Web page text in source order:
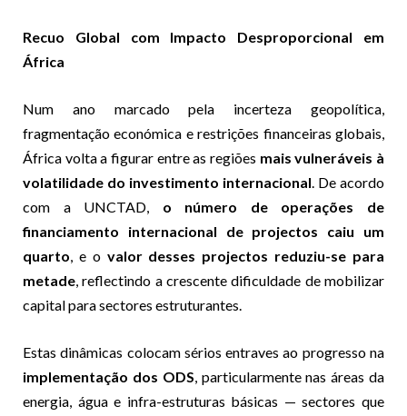
Recuo Global com Impacto Desproporcional em
África
Num ano marcado pela incerteza geopolítica,
fragmentação económica e restrições financeiras globais,
África volta a figurar entre as regiões mais vulneráveis à
volatilidade do investimento internacional. De acordo
com a UNCTAD, o número de operações de
financiamento internacional de projectos caiu um
quarto, e o valor desses projectos reduziu-se para
metade, reflectindo a crescente dificuldade de mobilizar
capital para sectores estruturantes.
Estas dinâmicas colocam sérios entraves ao progresso na
implementação dos ODS, particularmente nas áreas da
energia, água e infra-estruturas básicas — sectores que